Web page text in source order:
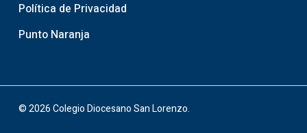
Política de Privacidad
Punto Naranja
© 2026 Colegio Diocesano San Lorenzo.